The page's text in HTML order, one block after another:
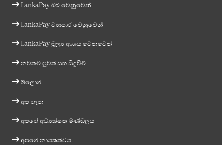
LankaPay ඔබ වෙනුවෙන්
LankaPay ව්‍යාපාර වෙනුවෙන්
LankaPay මූල්‍ය අංශය වෙනුවෙන්
නවතම පුවත් සහ සිදුවීම්
බ්ලොග්
අප ගැන
අපගේ අධ්‍යක්ෂක මණ්ඩලය
අපගේ නායකත්වය